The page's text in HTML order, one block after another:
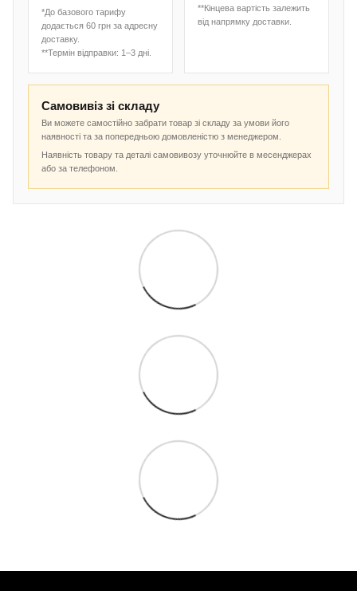
*До базового тарифу
додається 60 грн за адресну
доставку.
**Термін відправки: 1–3 дні.
**Кінцева вартість залежить
від напрямку доставки.
Самовивіз зі складу
Ви можете самостійно забрати товар зі складу за умови його
наявності та за попередньою домовленістю з менеджером.
Наявність товару та деталі самовивозу уточнюйте в месенджерах
або за телефоном.